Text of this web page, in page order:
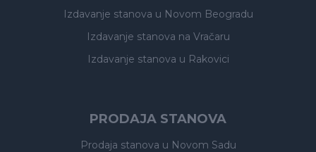
Izdavanje stanova u Novom Beogradu
Izdavanje stanova na Vračaru
Izdavanje stanova u Rakovici
PRODAJA STANOVA
Prodaja stanova u Novom Sadu